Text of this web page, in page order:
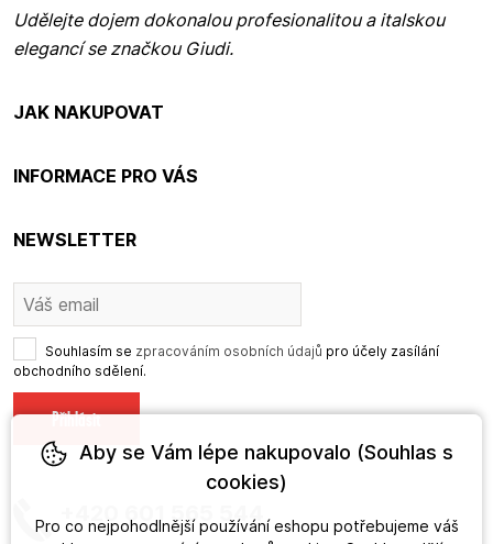
Udělejte dojem dokonalou profesionalitou a italskou
elegancí se značkou Giudi.
JAK NAKUPOVAT
INFORMACE PRO VÁS
NEWSLETTER
Souhlasím se zpracováním osobních údajů pro účely zasílání
obchodního sdělení.
+420 601 565 544
Aby se Vám lépe nakupovalo (Souhlas s
cookies)
Pro co nejpohodlnější používání eshopu potřebujeme váš